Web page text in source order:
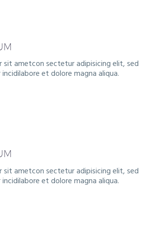
sit ametcon sectetur adipisicing elit, sed
et dolore magna aliqua.
sit ametcon sectetur adipisicing elit, sed
et dolore magna aliqua.